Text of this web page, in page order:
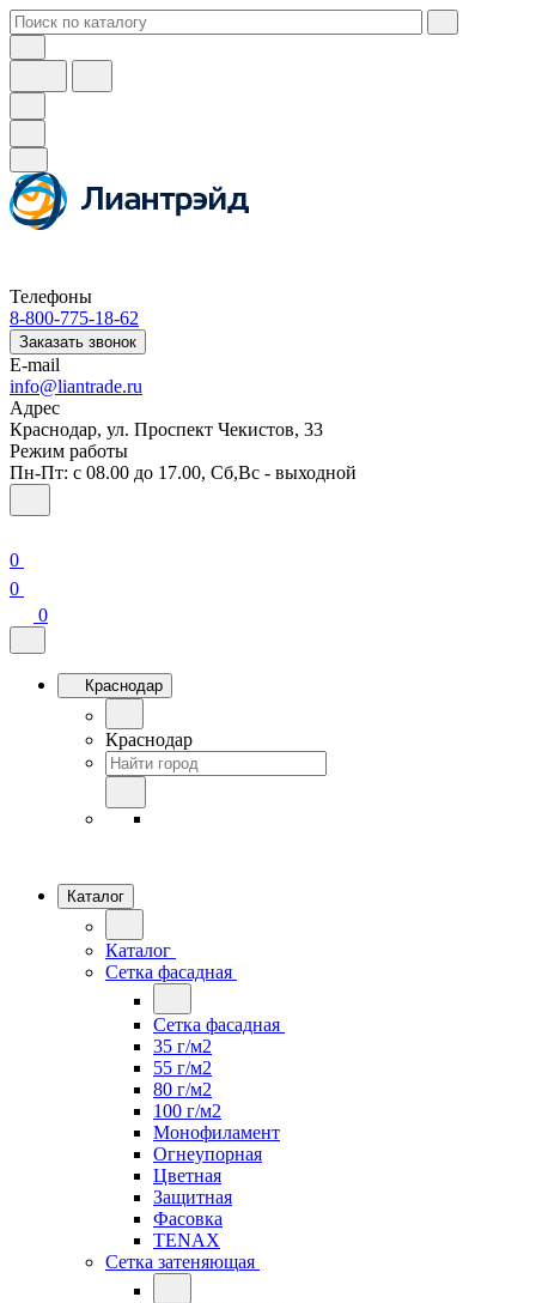
Телефоны
8-800-775-18-62
Заказать звонок
E-mail
info@liantrade.ru
Адрес
Краснодар, ул. Проспект Чекистов, 33
Режим работы
Пн-Пт: c 08.00 до 17.00, Cб,Вс - выходной
0
0
0
Краснодар
Краснодар
Каталог
Каталог
Сетка фасадная
Сетка фасадная
35 г/м2
55 г/м2
80 г/м2
100 г/м2
Монофиламент
Огнеупорная
Цветная
Защитная
Фасовка
TENAX
Сетка затеняющая